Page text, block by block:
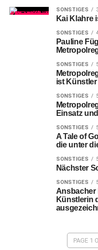
SONSTIGES
Kai Klahre
SONSTIGES
Pauline
SONSTIGES
ist
SONSTIGES
Einsatz
SONSTIGES
A Tale of
die unter
SONSTIGES
Nächster
SONSTIGES
Ansbacher
Künstlerin
PAGE 1